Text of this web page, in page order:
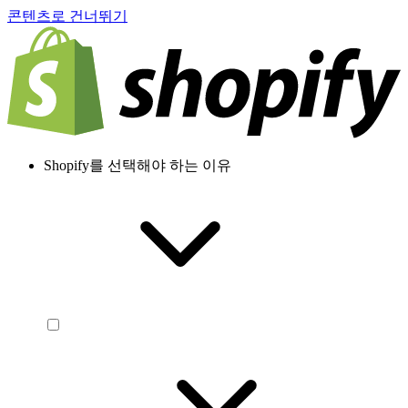
콘텐츠로 건너뛰기
Shopify를 선택해야 하는 이유